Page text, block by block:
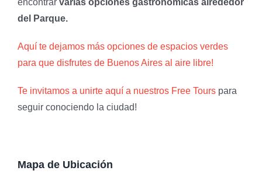
encontrar varias opciones gastronómicas alrededor
del Parque.
Aquí te dejamos más opciones de espacios verdes
para que disfrutes de Buenos Aires al aire libre!
Te invitamos a unirte aquí a nuestros Free Tours para
seguir conociendo la ciudad!
Mapa de Ubicación